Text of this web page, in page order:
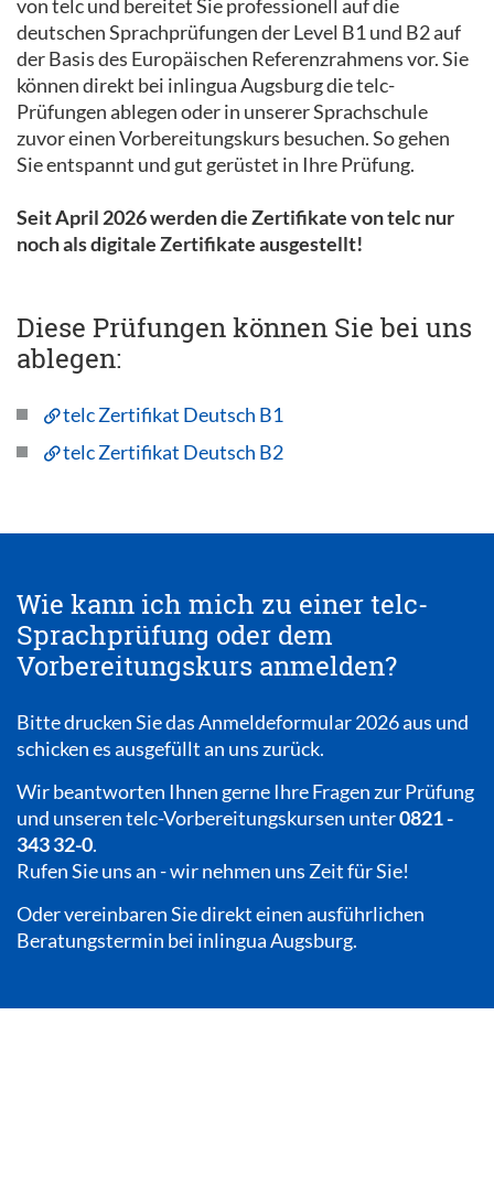
von telc und bereitet Sie professionell auf die
deutschen Sprachprüfungen der Level B1 und B2 auf
der Basis des Europäischen Referenzrahmens vor. Sie
können direkt bei inlingua Augsburg die telc-
Prüfungen ablegen oder in unserer Sprachschule
zuvor einen Vorbereitungskurs besuchen. So gehen
Sie entspannt und gut gerüstet in Ihre Prüfung.
Seit April 2026 werden die Zertifikate von telc nur
noch als digitale Zertifikate ausgestellt!
Diese Prüfungen können Sie bei uns
ablegen:
telc Zertifikat Deutsch B1
telc Zertifikat Deutsch B2
Wie kann ich mich zu einer telc-
Sprachprüfung oder dem
Vorbereitungskurs anmelden?
Bitte drucken Sie dasAnmeldeformular 2026aus und
schicken es ausgefüllt an uns zurück.
Wir beantworten Ihnen gerne Ihre Fragen zur Prüfung
und unseren telc-Vorbereitungskursen unter0821 -
343 32-0.
Rufen Sie uns an - wir nehmen uns Zeit für Sie!
Oder vereinbaren Sie direkt einen ausführlichen
Beratungstermin bei inlingua Augsburg.